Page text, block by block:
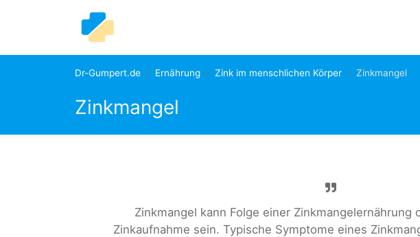
Dr-Gumpert.de Ernährung Zink im menschlichen Körper Zinkmangel
Zinkmangel
Zinkmangel kann Folge einer Zinkmangelernährung
Zinkaufnahme sein. Typische Symptome eines